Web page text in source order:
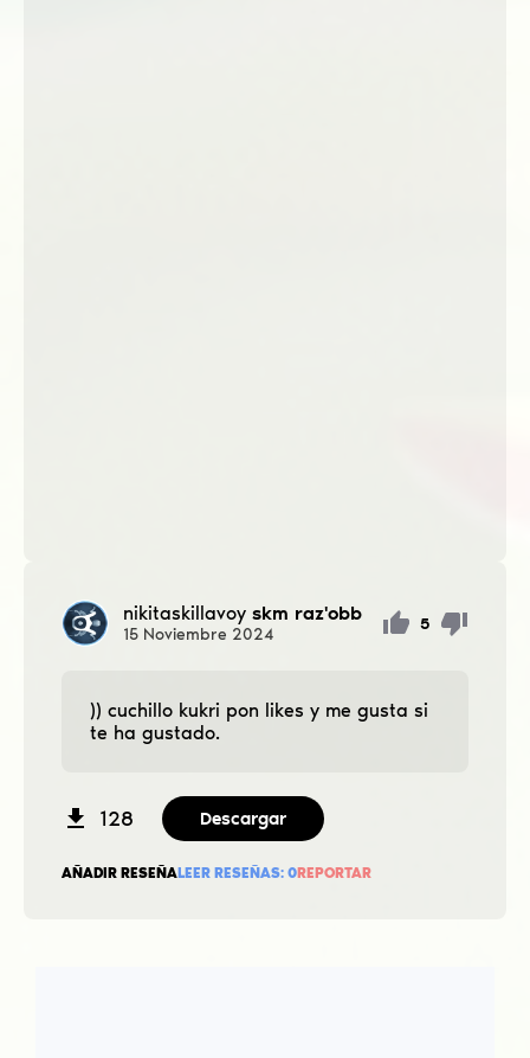
nikitaskillavoy skm raz'obb
15 Noviembre 2024
5
)) cuchillo kukri pon likes y me gusta si
te ha gustado.
128 Descargar
AÑADIR RESEÑALEER RESEÑAS: 0REPORTAR